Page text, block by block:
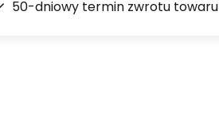
50-dniowy termin zwrotu towaru